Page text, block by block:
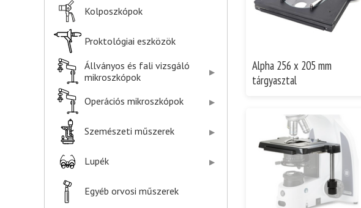
Kolposzkópok
Proktológiai eszközök
Állványos és fali vizsgáló
mikroszkópok
Operációs mikroszkópok
Szemészeti műszerek
Lupék
Egyéb orvosi műszerek
Alpha 256 x 205 mm
tárgyasztal